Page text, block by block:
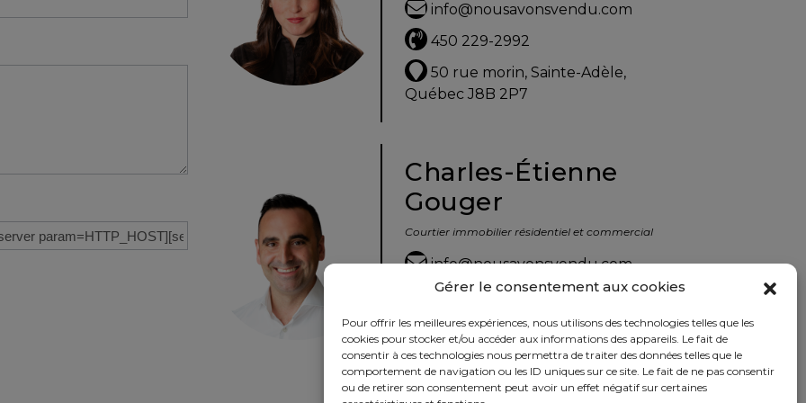
Gérer le consentement aux cookies
Pour offrir les meilleures expériences, nous utilisons des technologies telles que les
cookies pour stocker et/ou accéder aux informations des appareils. Le fait de
consentir à ces technologies nous permettra de traiter des données telles que le
comportement de navigation ou les ID uniques sur ce site. Le fait de ne pas consentir
ou de retirer son consentement peut avoir un effet négatif sur certaines
info@nousavonsvendu.com
450 229-2992
50 rue morin, Sainte-Adèle,
Québec J8B 2P7
Charles-Étienne
Gouger
Courtier immobilier résidentiel et commercial
info@nousavonsvendu.com
450 229-2992
50 rue morin, Sainte-Adèle,
Québec J8B 2P7